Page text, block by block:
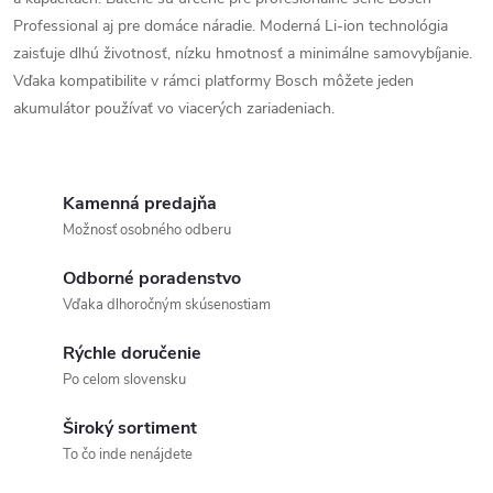
l
á
d
Professional aj pre domáce náradie. Moderná Li-ion technológia
zaisťuje dlhú životnosť, nízku hmotnosť a minimálne samovybíjanie.
Vďaka kompatibilite v rámci platformy Bosch môžete jeden
akumulátor používať vo viacerých zariadeniach.
Kamenná predajňa
Možnosť osobného odberu
Odborné poradenstvo
Vďaka dlhoročným skúsenostiam
Rýchle doručenie
Po celom slovensku
Široký sortiment
To čo inde nenájdete